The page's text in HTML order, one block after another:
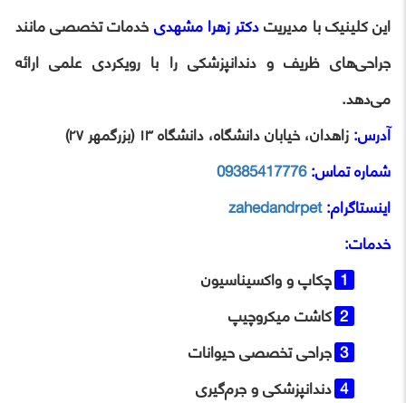
این کلینیک با مدیریتدکتر زهرا مشهدیخدمات تخصصی مانند
جراحی‌های ظریف و دندانپزشکی را با رویکردی علمی ارائه
می‌دهد.
آدرس:زاهدان، خیابان دانشگاه، دانشگاه ۱۳ (بزرگمهر ۲۷)
شماره تماس:09385417776
اینستاگرام:zahedandrpet
خدمات:
چکاپ و واکسیناسیون
کاشت میکروچیپ
جراحی تخصصی حیوانات
دندانپزشکی و جرم‌گیری